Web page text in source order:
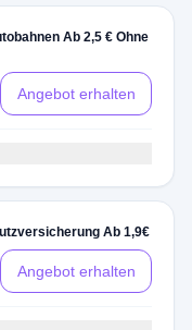
Ab 2,5 € Ohne
Angebot erhalten
Ab 1,9€
Angebot erhalten